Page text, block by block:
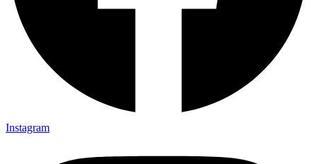
Instagram